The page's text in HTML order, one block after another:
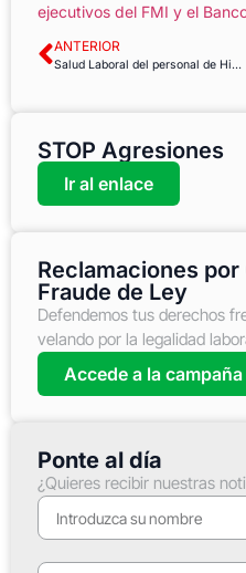
ejecutivos del FMI y el
ANTERIOR
Salud Laboral del personal de Higiene y Limpieza Hospitalaria
STOP Agresiones
Ir al enlace
Reclamaciones
Fraude de Ley
Defendemos tus derechos
velando por la legalidad
Accede a la campaña
Ponte al día
¿Quieres recibir nuestras